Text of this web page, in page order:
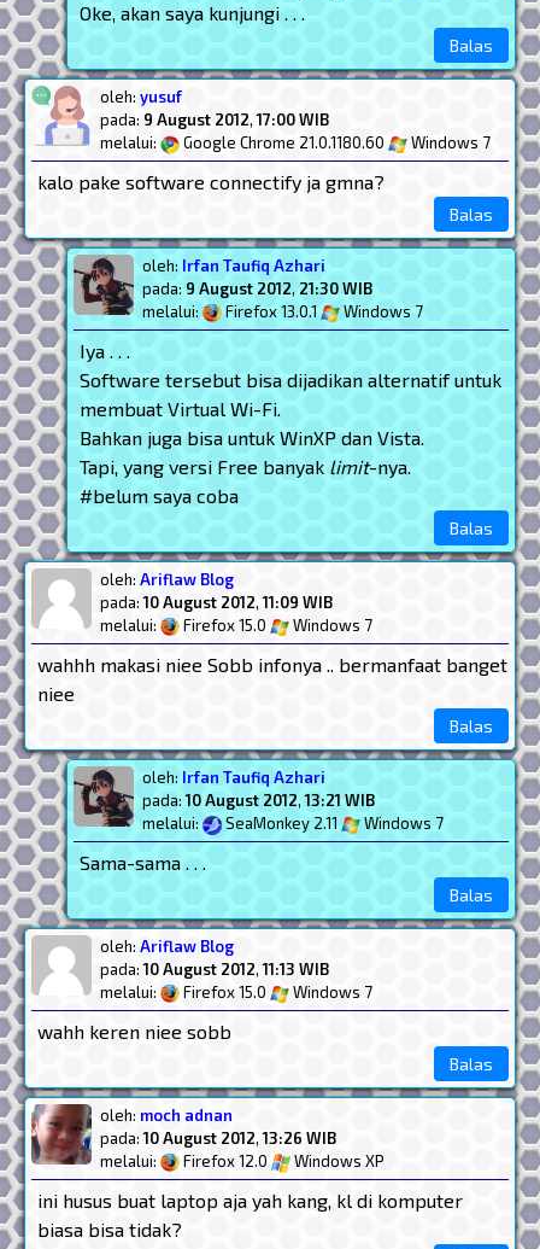
Oke, akan saya kunjungi . . .
Balas
oleh: yusuf
pada: 9 August 2012,17:00 WIB
melalui:
Google Chrome 21.0.1180.60 Windows 7
kalo pake software connectify ja gmna?
Balas
oleh: Irfan Taufiq Azhari
pada: 9 August 2012, 21:30 WIB
melalui:
Firefox 13.0.1 Windows 7
Iya . . .
Software tersebut bisa dijadikan alternatif untuk
membuat Virtual Wi-Fi.
Bahkan juga bisa untuk WinXP dan Vista.
Tapi, yang versi Free banyak limit-nya.
#belum saya coba
Balas
oleh: Ariflaw Blog
pada:10 August 2012,11:09 WIB
melalui:
Firefox 15.0 Windows 7
wahhh makasi niee Sobb infonya .. bermanfaat banget
niee
Balas
oleh: Irfan Taufiq Azhari
pada:10 August 2012,13:21 WIB
melalui:
SeaMonkey 2.11 Windows 7
Sama-sama . . .
Balas
oleh: Ariflaw Blog
pada:10 August 2012,11:13 WIB
melalui:
Firefox 15.0 Windows 7
wahh keren niee sobb
Balas
oleh: moch adnan
pada:10 August 2012,13:26 WIB
melalui:
Firefox 12.0 Windows XP
ini husus buat laptop aja yah kang, kl di komputer
biasa bisa tidak?